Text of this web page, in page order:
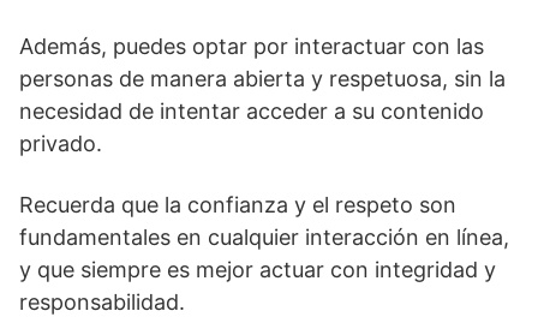
Además, puedes optar ⁤por interactuar con las
personas de manera abierta y respetuosa, ​sin la
necesidad de⁣ intentar acceder a su contenido
privado.
Recuerda que la confianza y el respeto son
fundamentales en cualquier interacción​ en línea,
y que siempre es⁢ mejor actuar con integridad y
responsabilidad.